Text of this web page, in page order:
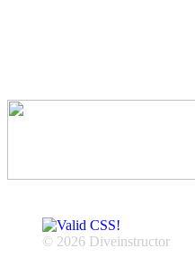
© 2026 Diveinstructor